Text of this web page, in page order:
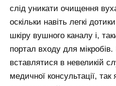
слід уникати очищення
оскільки навіть легкі
шкіру вушного каналу і,
портал входу для
вставлятися в невеликій
медичної консультації,